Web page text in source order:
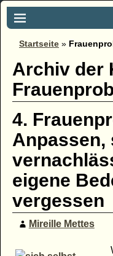
Startseite »
Archiv der
4.
Anpassen,
eigene
vergessen
Mireille Mettes